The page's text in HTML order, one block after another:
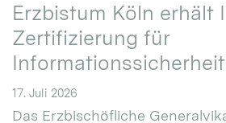
Erzbistum Köln erhält
Zertifizierung für
Informationssicherheit
17. Juli 2026
Das Erzbischöfliche